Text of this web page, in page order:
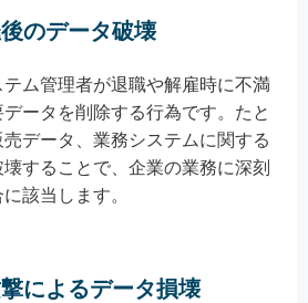
のデータ破壊
ム管理者が退職や解雇時に不満
ータを削除する行為です。たと
データ、業務システムに関する
することで、企業の業務に深刻
該当します。
によるデータ損壊